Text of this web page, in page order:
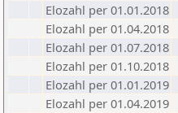
Elozahl per 01.01.2018
Elozahl per 01.04.2018
Elozahl per 01.07.2018
Elozahl per 01.10.2018
Elozahl per 01.01.2019
Elozahl per 01.04.2019